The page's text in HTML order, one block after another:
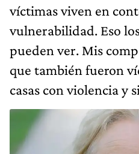
víctimas viven en
vulnerabilidad. Eso
pueden ver. Mis
que también fueron
casas con violencia y